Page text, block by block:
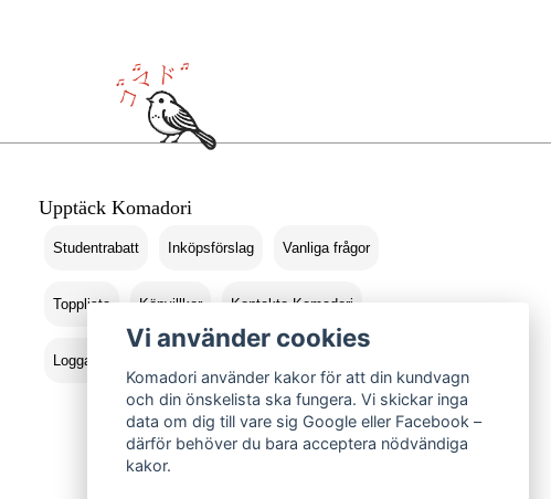
Upptäck Komadori
Studentrabatt Inköpsförslag Vanliga frågor
Topplista Köpvillkor Kontakta Komadori
Logga in
Vi använder cookies
Komadori använder kakor för att din kundvagn
och din önskelista ska fungera. Vi skickar inga
data om dig till vare sig Google eller Facebook –
därför behöver du bara acceptera nödvändiga
kakor.